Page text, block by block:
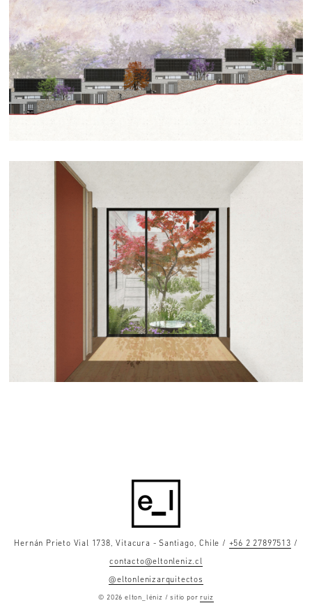
Hernán Prieto Vial 1738, Vitacura - Santiago, Chile / +56 2 27897513 /
contacto@eltonleniz.cl
@eltonlenizarquitectos
© 2026 elton_léniz / sitio por ruiz